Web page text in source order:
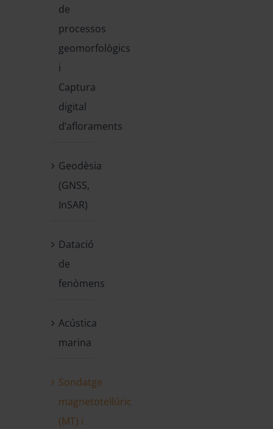
de
processos
geomorfològics
i
Captura
digital
d’afloraments
Geodèsia
(GNSS,
InSAR)
Datació
de
fenòmens
Acústica
marina
Sondatge
magnetotel·lúric
(MT) i